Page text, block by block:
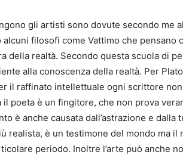
gli artisti sono dovute secondo me
alcuni filosofi come Vattimo che
della realtà. Secondo questa scuola di
alla conoscenza della realtà. Per
il raffinato intellettuale ogni scrittore
poeta è un fingitore, che non prova
è anche causata dall’astrazione e
realista, è un testimone del mondo ma
periodo. Inoltre l’arte può anche